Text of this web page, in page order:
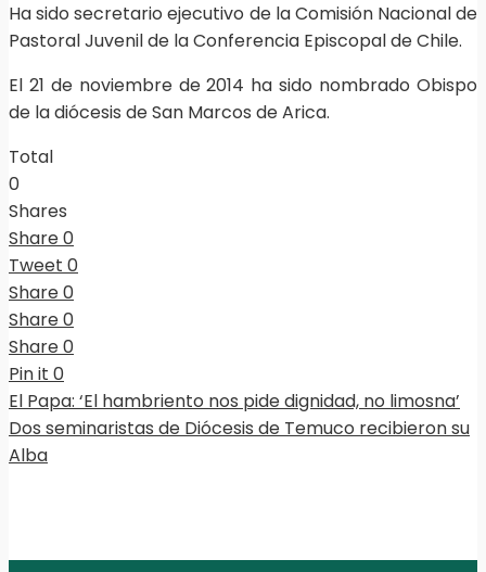
Ha sido secretario ejecutivo de la Comisión Nacional de
Pastoral Juvenil de la Conferencia Episcopal de Chile.
El 21 de noviembre de 2014 ha sido nombrado Obispo
de la diócesis de San Marcos de Arica.
Total
0
Shares
Share0
Tweet 0
Share0
Share0
Share0
Pin it 0
El Papa: ‘El hambriento nos pide dignidad, no limosna’
Dos seminaristas de Diócesis de Temuco recibieron su
Alba